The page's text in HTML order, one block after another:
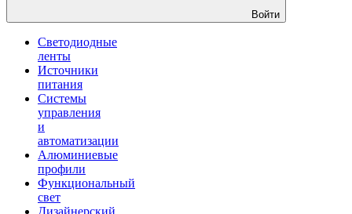
Войти
Светодиодные
ленты
Источники
питания
Системы
управления
и
автоматизации
Алюминиевые
профили
Функциональный
свет
Дизайнерский